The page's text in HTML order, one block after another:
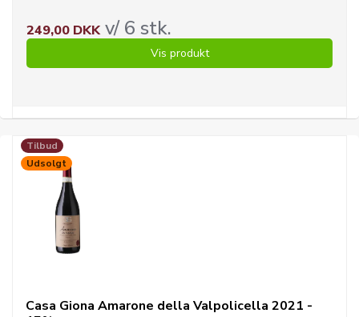
249,00 DKKv/ 6 stk.
Vis produkt
Tilbud
Udsolgt
Casa Giona Amarone della Valpolicella 2021 -